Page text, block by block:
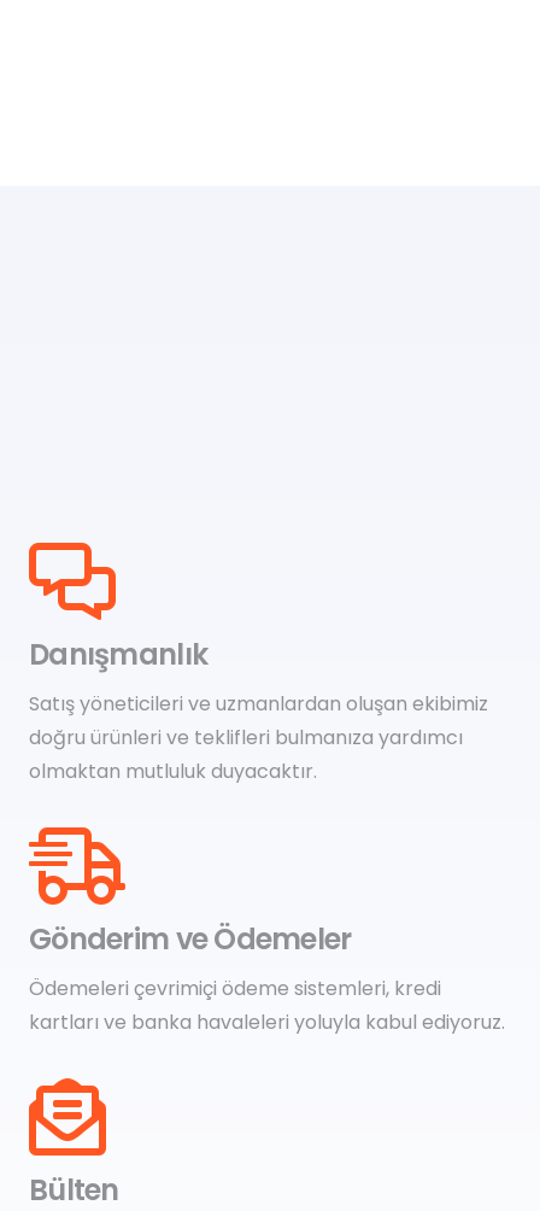
Danışmanlık
Satış yöneticileri ve uzmanlardan oluşan ekibimiz
doğru ürünleri ve teklifleri bulmanıza yardımcı
olmaktan mutluluk duyacaktır.
Gönderim ve Ödemeler
Ödemeleri çevrimiçi ödeme sistemleri, kredi
kartları ve banka havaleleri yoluyla kabul ediyoruz.
Bülten